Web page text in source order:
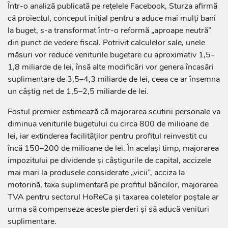
Într-o analiză publicată pe rețelele Facebook, Sturza afirmă
că proiectul, conceput inițial pentru a aduce mai mulți bani
la buget, s-a transformat într-o reformă „aproape neutră”
din punct de vedere fiscal. Potrivit calculelor sale, unele
măsuri vor reduce veniturile bugetare cu aproximativ 1,5–
1,8 miliarde de lei, însă alte modificări vor genera încasări
suplimentare de 3,5–4,3 miliarde de lei, ceea ce ar însemna
un câștig net de 1,5–2,5 miliarde de lei.
Fostul premier estimează că majorarea scutirii personale va
diminua veniturile bugetului cu circa 800 de milioane de
lei, iar extinderea facilităților pentru profitul reinvestit cu
încă 150–200 de milioane de lei. În același timp, majorarea
impozitului pe dividende și câștigurile de capital, accizele
mai mari la produsele considerate „vicii”, acciza la
motorină, taxa suplimentară pe profitul băncilor, majorarea
TVA pentru sectorul HoReCa și taxarea coletelor poștale ar
urma să compenseze aceste pierderi și să aducă venituri
suplimentare.